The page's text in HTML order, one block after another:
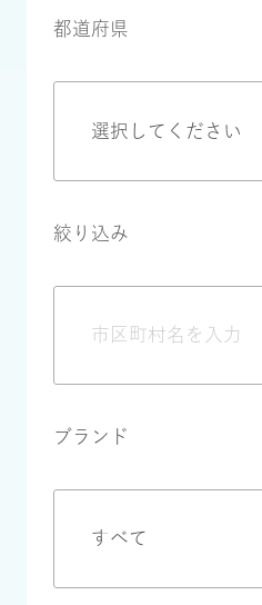
都道府県
絞り込み
ブランド